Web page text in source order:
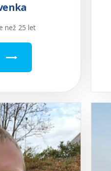
než 25 let